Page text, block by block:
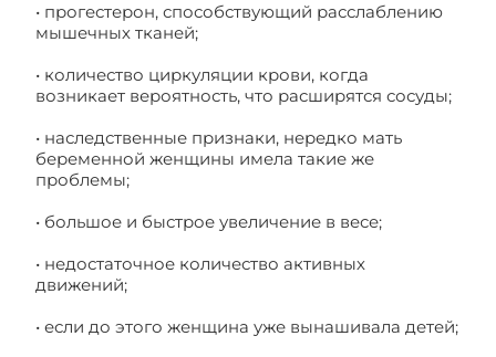
• прогестерон, способствующий расслаблению
мышечных тканей;
• количество циркуляции крови, когда
возникает вероятность, что расширятся сосуды;
• наследственные признаки, нередко мать
беременной женщины имела такие же
проблемы;
• большое и быстрое увеличение в весе;
• недостаточное количество активных
движений;
• если до этого женщина уже вынашивала детей;